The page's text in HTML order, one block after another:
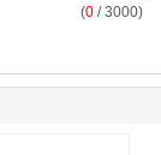
(0 / 3000)